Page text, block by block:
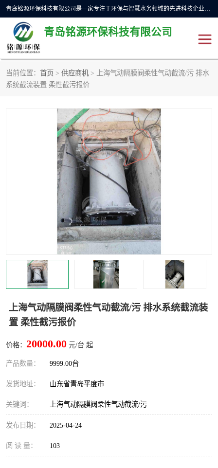
青岛铭源环保科技有限公司是一家专注于环保与智慧水务领域的先进科技企业，公司专注于云智能一体化预制泵站、水务循环利用、海绵城市、云智慧水务开发及新型环保技术研发等领域。铭源环保以为客户提供优质产品、专业技术服务为己任。为客户提供量身定制方案，提供多种配置方案满足实际使用要求。严控供货周期，并提供高标准后期维护。以环保为己任，视质量如生命，以技术做先导，靠诚信赢客户。
青岛铭源环保科技有限公司
当前位置： 首页 > 供应商机 > 上海气动隔膜阀柔性气动截流/污 排水
系统截流装置 柔性截污报价
上海气动隔膜阀柔性气动截流/污 排水系统截流装
置 柔性截污报价
价格： 20000.00 元/台 起
产品数量： 9999.00台
发货地址： 山东省青岛平度市
关键词： 上海气动隔膜阀柔性气动截流/污
发布日期： 2025-04-24
阅 读 量： 103
一体化HMPP泵站
智能旋转喷射器
液动限流闸门
加压泵房/灌溉泵房 一体化预制泵站
不锈钢浮筒阀 真空冲洗装置
雨水收集回用装置 门式冲洗装置
智能一体化灌溉泵房 一体化污水处理泵房
水面垃圾清理装置 浅层砂过滤装置
一体化泵闸
真空冲洗设备
水平自清洗格栅